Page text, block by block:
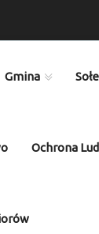
Gmina
Ochrona